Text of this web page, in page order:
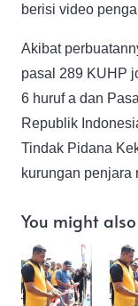
berisi video
Akibat
pasal 289 KUHP
6 huruf a dan
Republik
Tindak Pidana
kurungan penjara
You might